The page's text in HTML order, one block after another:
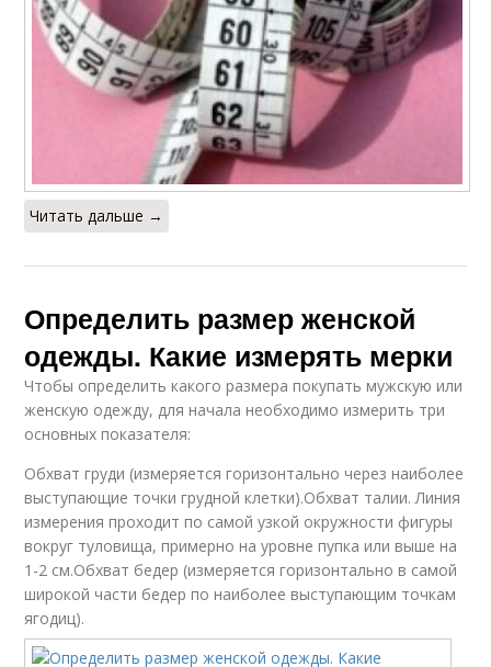
Читать дальше →
Определить размер женской
одежды. Какие измерять мерки
Чтобы определить какого размера покупать мужскую или
женскую одежду, для начала необходимо измерить три
основных показателя:
Обхват груди (измеряется горизонтально через наиболее
выступающие точки грудной клетки).Обхват талии. Линия
измерения проходит по самой узкой окружности фигуры
вокруг туловища, примерно на уровне пупка или выше на
1-2 см.Обхват бедер (измеряется горизонтально в самой
широкой части бедер по наиболее выступающим точкам
ягодиц).